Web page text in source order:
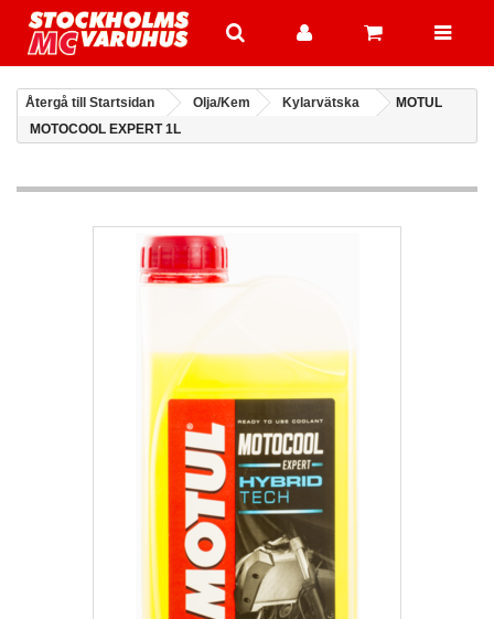
Återgå till Startsidan Olja/Kem Kylarvätska
MOTUL
MOTOCOOL EXPERT 1L